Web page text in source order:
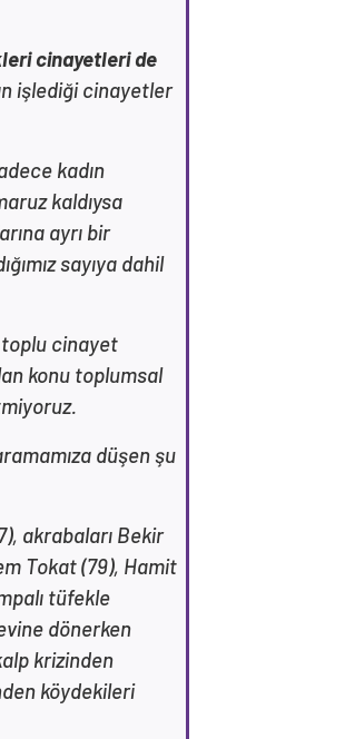
cinayetleri de
işlediği cinayetler
kadın
kaldıysa
ayrı bir
sayıya dahil
toplu cinayet
konu toplumsal
düşen şu
akrabaları Bekir
Tokat (79), Hamit
tüfekle
dönerken
krizinden
köydekileri